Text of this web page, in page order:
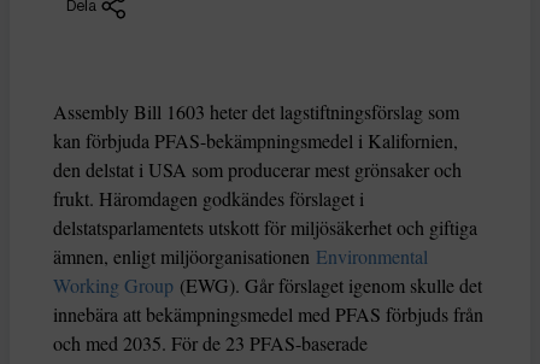
Dela
Assembly Bill 1603 heter det lagstiftningsförslag som
kan förbjuda PFAS-bekämpningsmedel i Kalifornien,
den delstat i USA som producerar mest grönsaker och
frukt. Häromdagen godkändes förslaget i
delstatsparlamentets utskott för miljösäkerhet och giftiga
ämnen, enligt miljöorganisationen Environmental
Working Group (EWG). Går förslaget igenom skulle det
innebära att bekämpningsmedel med PFAS förbjuds från
och med 2035. För de 23 PFAS-baserade